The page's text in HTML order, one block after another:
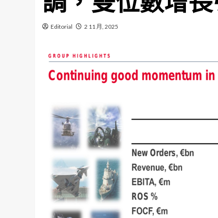
Editorial 2 11 月, 2025